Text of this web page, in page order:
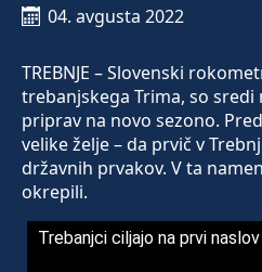
04. avgusta 2022
TREBNJE – Slovenski
trebanjskega Trima, so
priprav na novo sezono.
velike želje – da prvič v
državnih prvakov. V ta
okrepili.
Trebanjci ciljajo na prvi naslov